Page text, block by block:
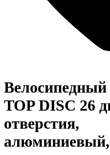
Велосипедный
TOP DISC 26
отверстия,